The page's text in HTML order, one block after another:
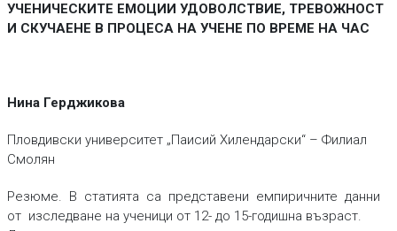
УЧЕНИЧЕСКИТЕ ЕМОЦИИ УДОВОЛСТВИЕ, ТРЕВОЖНОСТ
И СКУЧАЕНЕ В ПРОЦЕСА НА УЧЕНЕ ПО ВРЕМЕ НА ЧАС
Нина Герджикова
Пловдивски университет „Паисий Хилендарски“ – Филиал
Смолян
Резюме. В статията са представени емпиричните данни
от изследване на ученици от 12- до 15-годишна възраст.